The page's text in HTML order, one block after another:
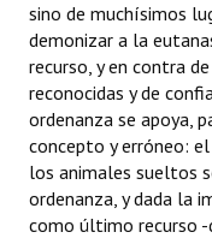
sino de muchísimos
demonizar a la
recurso, y en contra
reconocidas y de
ordenanza se apoya,
concepto y erróneo:
los animales sueltos
ordenanza, y dada la
como último recurso -